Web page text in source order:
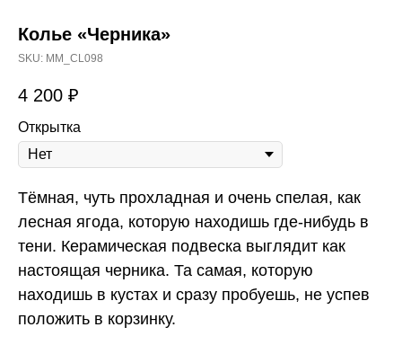
Колье «Черника»
SKU: MM_CL098
4 200 ₽
Открытка
Тёмная, чуть прохладная и очень спелая, как
лесная ягода, которую находишь где-нибудь в
тени. Керамическая подвеска выглядит как
настоящая черника. Та самая, которую
находишь в кустах и сразу пробуешь, не успев
положить в корзинку.